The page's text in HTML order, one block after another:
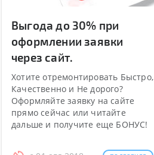
Выгода до 30% при
оформлении заявки
через сайт.
Хотите отремонтировать Быстро,
Качественно и Не дорого?
Оформляйте заявку на сайте
прямо сейчас или читайте
дальше и получите еще БОНУС!